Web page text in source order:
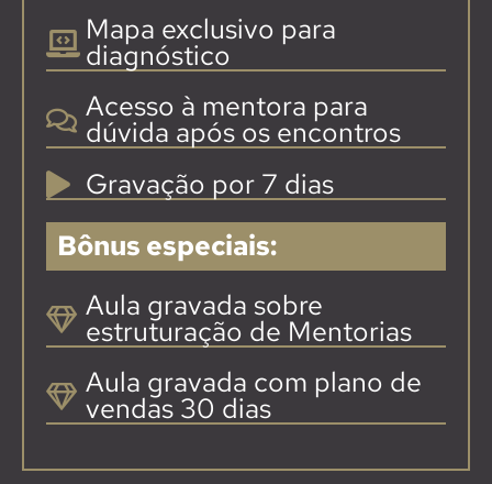
Mapa exclusivo para
diagnóstico
Acesso à mentora para
dúvida após os encontros
Gravação por 7 dias
Bônus especiais:
Aula gravada sobre
estruturação de Mentorias
Aula gravada com plano de
vendas 30 dias